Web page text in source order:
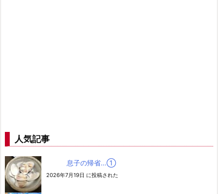
人気記事
息子の帰省…➀
2026年7月19日 に投稿された